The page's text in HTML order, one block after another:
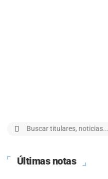
Últimas notas